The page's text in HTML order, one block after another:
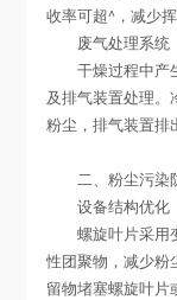
收率可超^，减少
废气处理系统
干燥过程中产生
及排气装置处理。
粉尘，排气装置排
二、粉尘污染
设备结构优化
螺旋叶片采用变
性团聚物，减少粉
留物堵塞螺旋叶片